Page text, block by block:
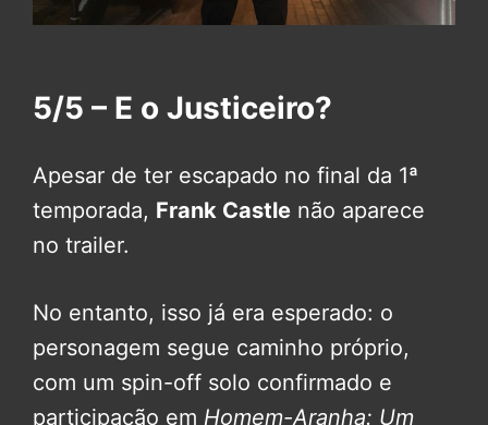
5/5 – E o Justiceiro?
Apesar de ter escapado no final da 1ª
temporada, Frank Castle não aparece
no trailer.
No entanto, isso já era esperado: o
personagem segue caminho próprio,
com um spin-off solo confirmado e
participação em Homem-Aranha: Um